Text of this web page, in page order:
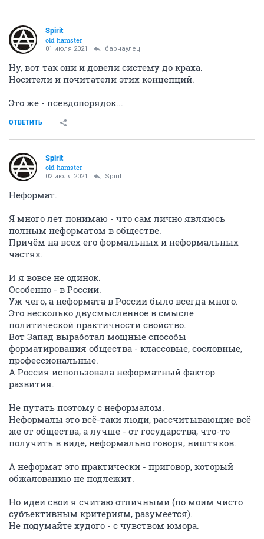
Spirit
old hamster
01 июля 2021 барнаулец
Ну, вот так они и довели систему до краха.
Носители и почитатели этих концепций.
Это же - псевдопорядок...
ОТВЕТИТЬ
Spirit
old hamster
02 июля 2021 Spirit
Неформат.
Я много лет понимаю - что сам лично являюсь
полным неформатом в обществе.
Причём на всех его формальных и неформальных
частях.
И я вовсе не одинок.
Особенно - в России.
Уж чего, а неформата в России было всегда много.
Это несколько двусмысленное в смысле
политической практичности свойство.
Вот Запад выработал мощные способы
форматирования общества - классовые, сословные,
профессиональные.
А Россия использовала неформатный фактор
развития.
Не путать поэтому с неформалом.
Неформалы это всё-таки люди, рассчитывающие всё
же от общества, а лучше - от государства, что-то
получить в виде, неформально говоря, ништяков.
А неформат это практически - приговор, который
обжалованию не подлежит.
Но идеи свои я считаю отличными (по моим чисто
субъективным критериям, разумеется).
Не подумайте худого - с чувством юмора.